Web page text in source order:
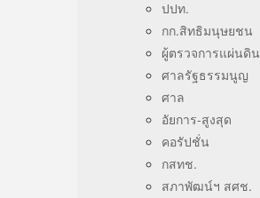
ปปท.
กก.สิทธิมนุษยชน
ผู้ตรวจการแผ่นดิน
ศาลรัฐธรรมนูญ
ศาล
อัยการ-สูงสุด
คอรัปชั่น
กสทช.
สภาพัฒน์ฯ สศช.